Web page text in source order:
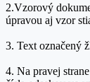
2.Vzorový
úpravou aj vzor
3. Text označený
4. Na pravej